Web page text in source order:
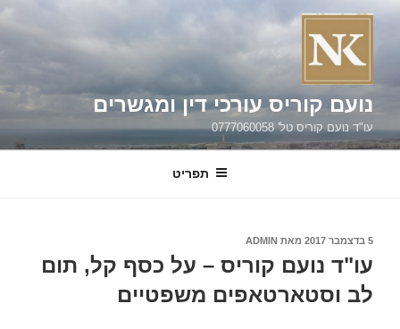
דילוג
נועם קוריס עורכי דין ומגשרים
עו"ד נועם קוריס טל' 0777060058
תפריט
פורסם
5 בדצמבר 2017 מאת ADMIN
עו"ד נועם קוריס – על כסף קל, תום
לב וסטארטאפים משפטיים